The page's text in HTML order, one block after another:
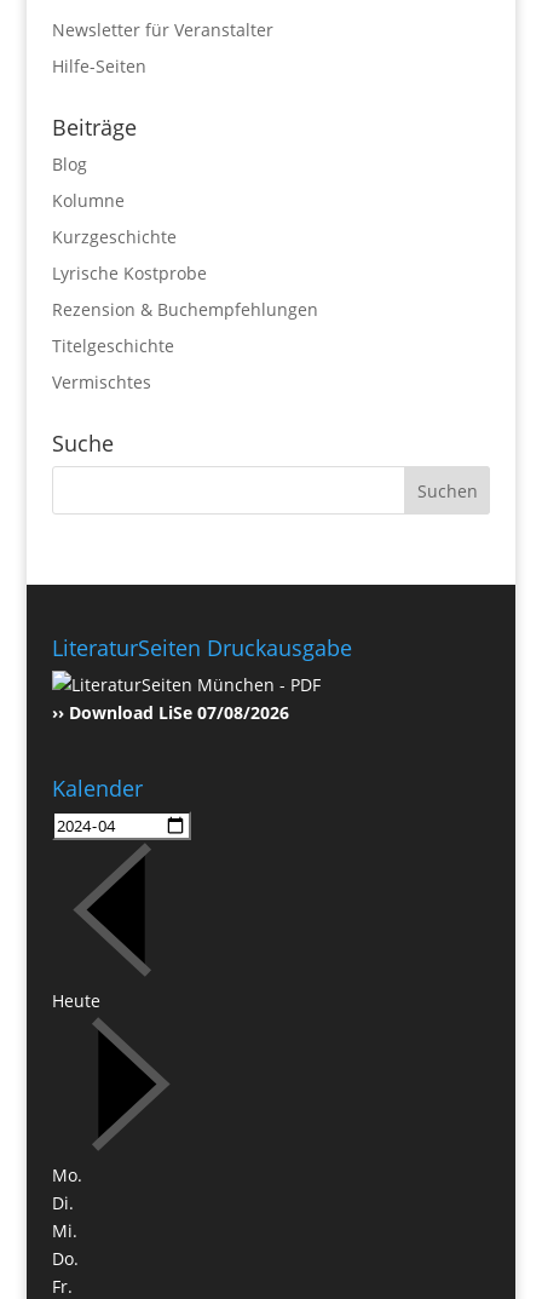
Newsletter für Veranstalter
Hilfe-Seiten
Beiträge
Blog
Kolumne
Kurzgeschichte
Lyrische Kostprobe
Rezension & Buchempfehlungen
Titelgeschichte
Vermischtes
Suche
LiteraturSeiten Druckausgabe
›› Download LiSe 07/08/2026
Kalender
Heute
Mo.
Di.
Mi.
Do.
Fr.